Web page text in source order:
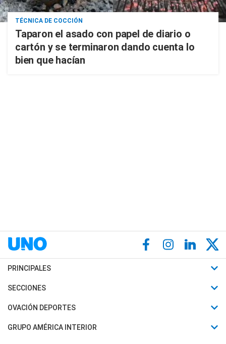
TÉCNICA DE COCCIÓN
Taparon el asado con papel de diario o
cartón y se terminaron dando cuenta lo
bien que hacían
PRINCIPALES
Últimas Noticias
Política
SECCIONES
Horóscopo
Motores
OVACIÓN DEPORTES
Fútbol
GRUPO AMÉRICA INTERIOR